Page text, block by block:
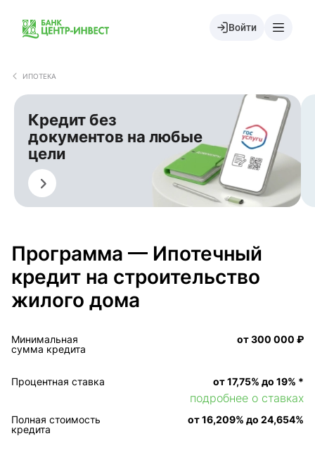
Войти
ИПОТЕКА
Кредит без
документов на любые
цели
Оформить
Программа — Ипотечный
кредит на строительство
жилого дома
Минимальная
сумма кредита
от 300 000 ₽
Процентная ставка от 17,75% до 19% *
подробнее о ставкаx
Полная стоимость
кредита
от 16,209% до 24,654%